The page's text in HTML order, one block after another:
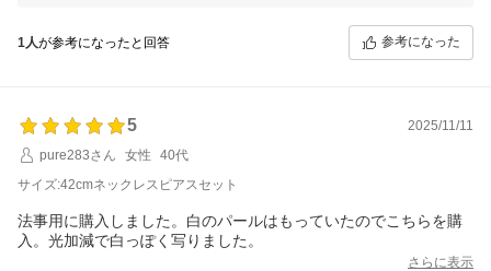
しく拝見いたしました。
また、素材の特性についても率直なお言葉をありがとうございます。価
格とのバランスの中で、できる限り上品な見え方になるよう今後も努め
てまいります。
これからも大切な場面で安心してお使いいただけましたら幸いです。
1人が参考になったと回答 参考になった
5
2025/11/11
pure283さん
女性
40代
サイズ:42cmネックレスピアスセット
法事用に購入しました。白のパールはもっていたのでこちらを購
入。光加減で白っぽく写りました。
さらに表示